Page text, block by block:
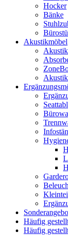
Hocker
Bänke
Akustikmöbel
Häufig
Häufig